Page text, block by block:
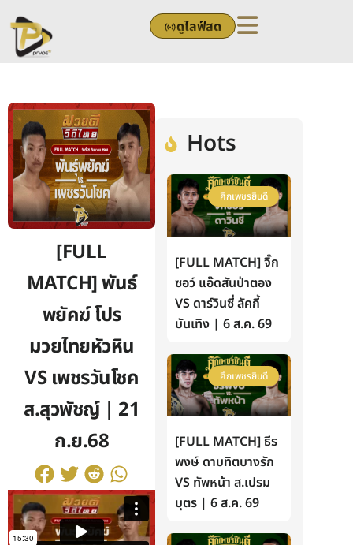
to
content
ดูไลฟ์สด
[FULL
MATCH] พันธ์
พยัคฆ์ โปร
มวยไทยหัวหิน
VS เพชรวันโชค
ส.สุวพัชญ์ | 21
ก.ย.68
Hots
ศึกเพชรยินดี
[FULL MATCH] จิ๊ก
ซอว์ แอ๊ดสันป่าตอง
VS ดาร์วินซี่ ลัคกี้
บันเทิง | 6 ส.ค. 69
ศึกเพชรยินดี
[FULL MATCH] ธีร
พงษ์ ดาบทิตบางรัก
VS ทัพหน้า ส.เปรม
บุตร | 6 ส.ค. 69